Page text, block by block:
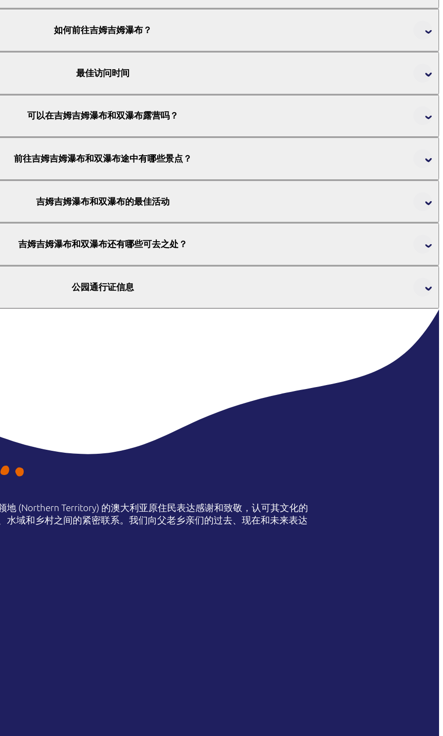
如何前往吉姆吉姆瀑布？
最佳访问时间
可以在吉姆吉姆瀑布和双瀑布露营吗？
前往吉姆吉姆瀑布和双瀑布途中有哪些景点？
吉姆吉姆瀑布和双瀑布的最佳活动
吉姆吉姆瀑布和双瀑布还有哪些可去之处？
公园通行证信息
地 (Northern Territory) 的澳大利亚原住民表达感谢和致敬，认可其文化的
水域和乡村之间的紧密联系。我们向父老乡亲们的过去、现在和未来表达